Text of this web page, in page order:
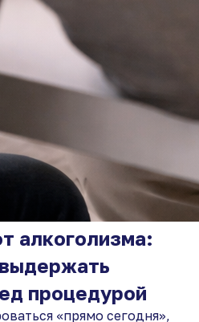
алкоголизма:
процедурой
«прямо сегодня»,